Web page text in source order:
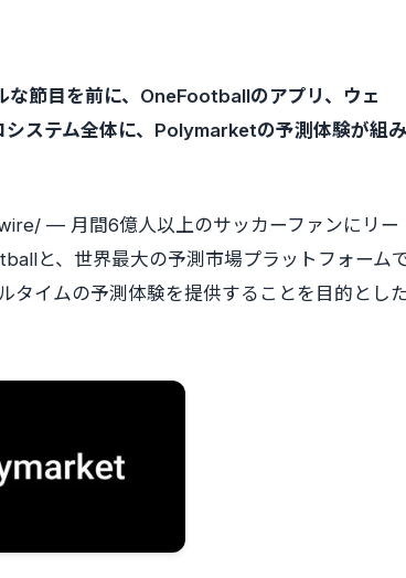
節目を前に、OneFootballのアプリ、ウェ
ステム全体に、Polymarketの予測体験が組み
— 月間6億人以上のサッカーファンにリー
と、世界最大の予測市場プラットフォーム
タイムの予測体験を提供することを目的とし